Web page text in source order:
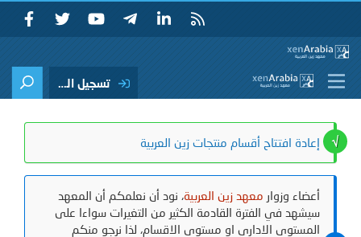
تسجيل الدخول
إعادة افتتاح أقسام منتجات زين العربية
أعضاء وزوار معهد زين العربية، نود أن نعلمكم أن المعهد
سيشهد في الفترة القادمة الكثير من التغيرات سواءا على
المستوى الاداري او مستوى الاقسام، لذا نرجو منكم